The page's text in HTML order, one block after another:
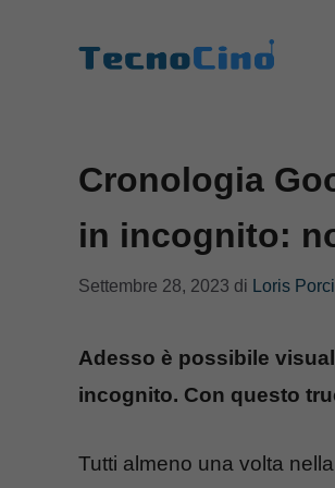
Cronologia
in incognito:
Settembre 28, 2023 di Loris
Adesso è possibile
incognito. Con questo
Tutti almeno una volta